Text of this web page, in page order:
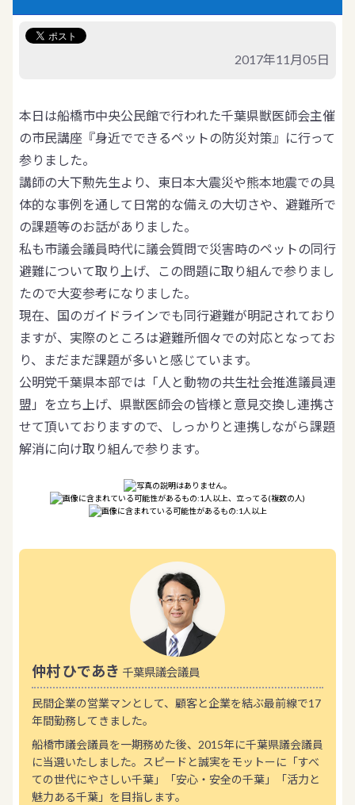
2017年11月05日
本日は船橋市中央公民館で行われた千葉県獣医師会主催
の市民講座『身近でできるペットの防災対策』に行って
参りました。
講師の大下勲先生より、東日本大震災や熊本地震での具
体的な事例を通して日常的な備えの大切さや、避難所で
の課題等のお話がありました。
私も市議会議員時代に議会質問で災害時のペットの同行
避難について取り上げ、この問題に取り組んで参りまし
たので大変参考になりました。
現在、国のガイドラインでも同行避難が明記されており
ますが、実際のところは避難所個々での対応となってお
り、まだまだ課題が多いと感じています。
公明党千葉県本部では「人と動物の共生社会推進議員連
盟」を立ち上げ、県獣医師会の皆様と意見交換し連携さ
せて頂いておりますので、しっかりと連携しながら課題
解消に向け取り組んで参ります。
仲村 ひであき 千葉県議会議員
民間企業の営業マンとして、顧客と企業を結ぶ最前線で17
年間勤務してきました。
船橋市議会議員を一期務めた後、2015年に千葉県議会議員
に当選いたしました。スピードと誠実をモットーに「すべ
ての世代にやさしい千葉」「安心・安全の千葉」「活力と
魅力ある千葉」を目指します。